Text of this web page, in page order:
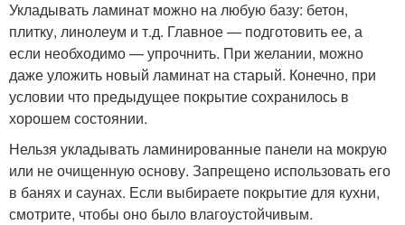
Укладывать ламинат можно на любую базу: бетон,
плитку, линолеум и т.д. Главное — подготовить ее, а
если необходимо — упрочнить. При желании, можно
даже уложить новый ламинат на старый. Конечно, при
условии что предыдущее покрытие сохранилось в
хорошем состоянии.
Нельзя укладывать ламинированные панели на мокрую
или не очищенную основу. Запрещено использовать его
в банях и саунах. Если выбираете покрытие для кухни,
смотрите, чтобы оно было влагоустойчивым.